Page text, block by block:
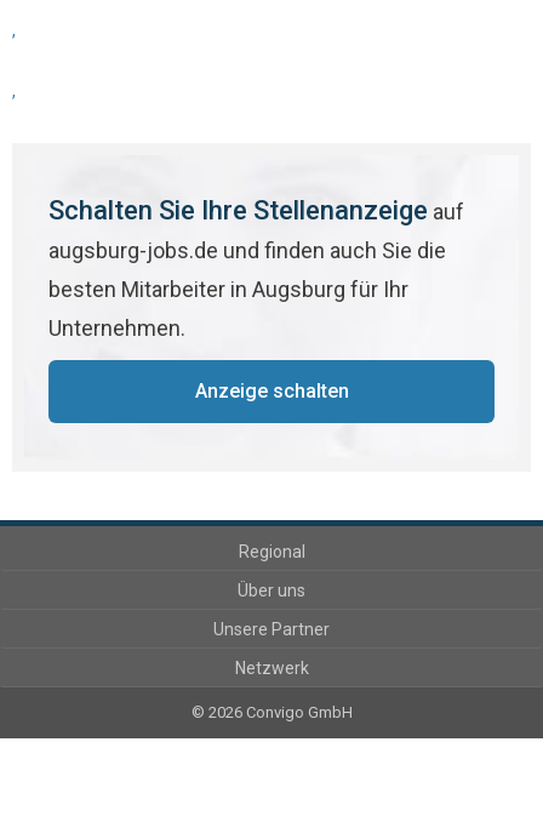
,
,
Schalten Sie Ihre Stellenanzeige auf
augsburg-jobs.de und finden auch Sie die
besten Mitarbeiter in Augsburg für Ihr
Unternehmen.
Anzeige schalten
Regional
Über uns
Unsere Partner
Netzwerk
© 2026 Convigo GmbH